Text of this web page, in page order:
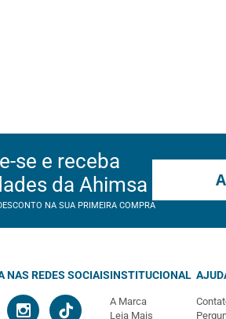
se e receba
da Ahimsa
NA SUA PRIMEIRA COMPRA
NAS REDES SOCIAISINSTITUCIONAL
A Marca
Leia Mais